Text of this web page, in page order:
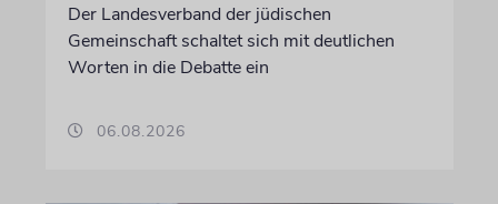
Der Landesverband der jüdischen
Gemeinschaft schaltet sich mit deutlichen
Worten in die Debatte ein
06.08.2026